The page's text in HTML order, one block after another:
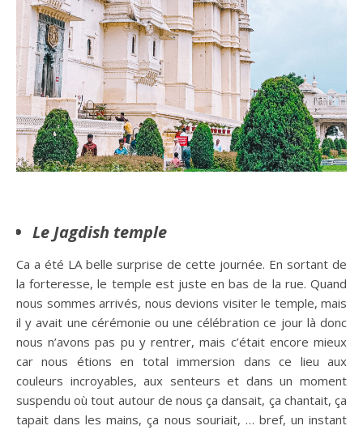
Le Jagdish temple
Ca a été LA belle surprise de cette journée. En sortant de
la forteresse, le temple est juste en bas de la rue. Quand
nous sommes arrivés, nous devions visiter le temple, mais
il y avait une cérémonie ou une célébration ce jour là donc
nous n’avons pas pu y rentrer, mais c’était encore mieux
car nous étions en total immersion dans ce lieu aux
couleurs incroyables, aux senteurs et dans un moment
suspendu où tout autour de nous ça dansait, ça chantait, ça
tapait dans les mains, ça nous souriait, … bref, un instant